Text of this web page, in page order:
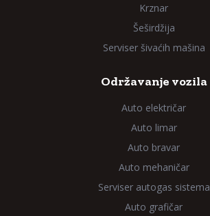
Krznar
Šeširdžija
Serviser šivaćih mašina
Održavanje vozila
Auto električar
Auto limar
Auto bravar
Auto mehaničar
Serviser autogas sistema
Auto grafičar